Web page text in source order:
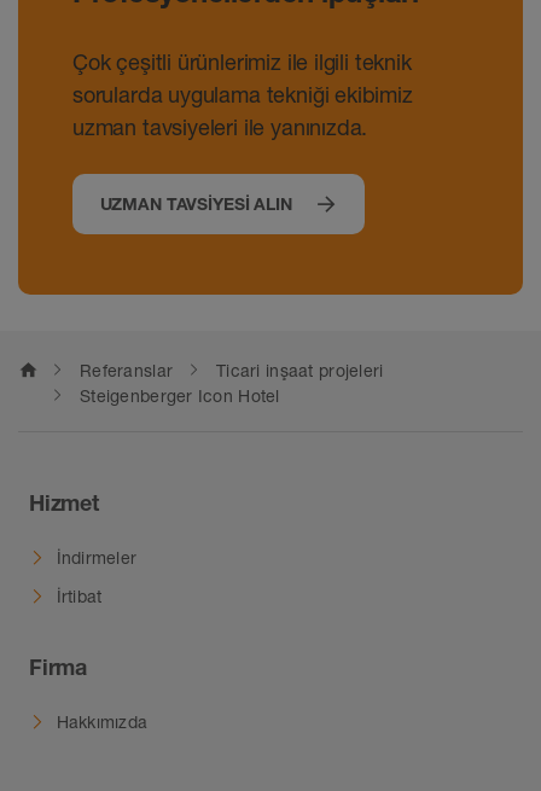
Çok çeşitli ürünlerimiz ile ilgili teknik
sorularda uygulama tekniği ekibimiz
uzman tavsiyeleri ile yanınızda.
UZMAN TAVSIYESI ALIN
home Referanslar
Ticari inşaat projeleri
Steigenberger Icon Hotel
Hizmet
İndirmeler
İrtibat
Firma
Hakkımızda